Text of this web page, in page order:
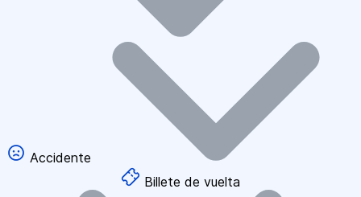
Accidente
Billete de vuelta